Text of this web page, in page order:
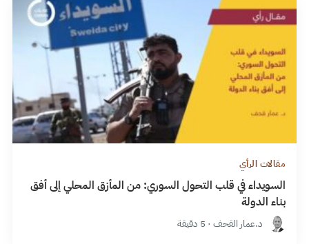
مقالات الرأي
السويداء في قلب التحول السوري: من المأزق المحلي إلى أفق
بناء الدولة
د.عمار القحف · 5 دقيقة